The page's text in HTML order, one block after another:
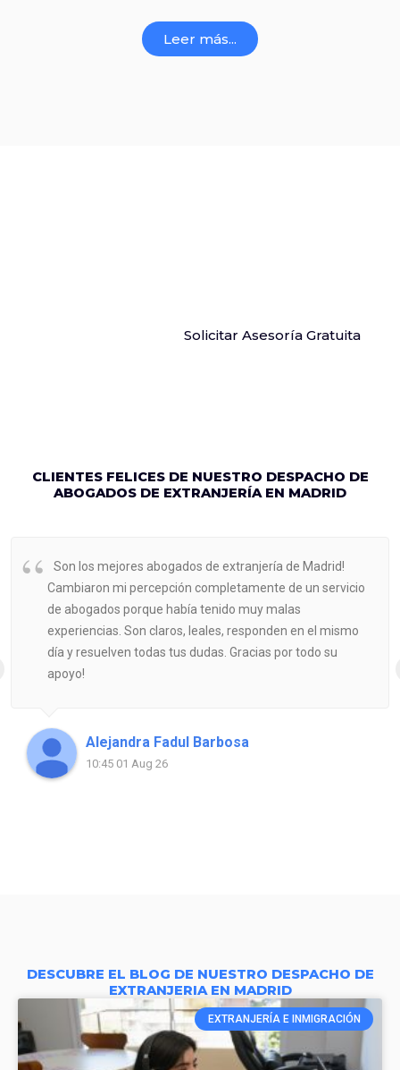
Leer más...
Solicitar Asesoría Gratuita
CLIENTES FELICES DE NUESTRO DESPACHO DE
ABOGADOS DE EXTRANJERÍA EN MADRID
Son los mejores abogados de extranjería de Madrid!
Cambiaron mi percepción completamente de un servicio
de abogados porque había tenido muy malas
experiencias. Son claros, leales, responden en el mismo
día y resuelven todas tus dudas. Gracias por todo su
apoyo!
Alejandra Fadul Barbosa
10:45 01 Aug 26
DESCUBRE EL BLOG DE NUESTRO DESPACHO DE
EXTRANJERIA EN MADRID
EXTRANJERÍA E INMIGRACIÓN